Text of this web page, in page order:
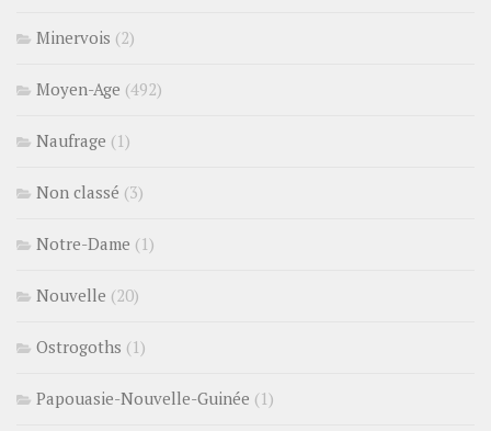
Minervois (2)
Moyen-Age (492)
Naufrage (1)
Non classé (3)
Notre-Dame (1)
Nouvelle (20)
Ostrogoths (1)
Papouasie-Nouvelle-Guinée (1)